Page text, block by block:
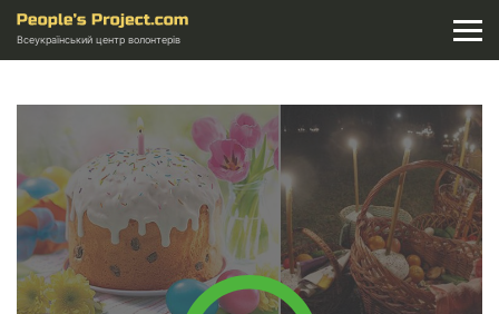
Всеукраїнський центр волонтерів